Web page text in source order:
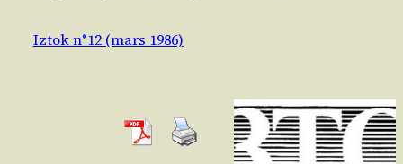
Iztok n°12 (mars 1986)